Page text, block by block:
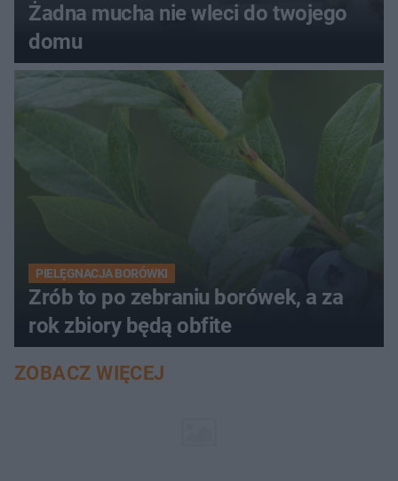
Żadna mucha nie wleci do twojego
domu
PIELĘGNACJA BORÓWKI
Zrób to po zebraniu borówek, a za
rok zbiory będą obfite
ZOBACZ WIĘCEJ